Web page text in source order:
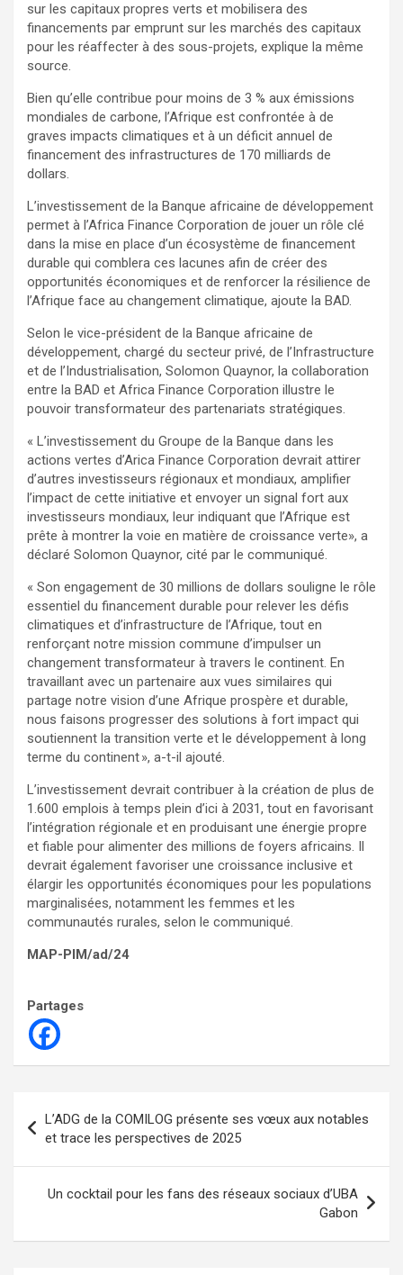
sur les capitaux propres verts et mobilisera des
financements par emprunt sur les marchés des capitaux
pour les réaffecter à des sous-projets, explique la même
source.
Bien qu’elle contribue pour moins de 3 % aux émissions
mondiales de carbone, l’Afrique est confrontée à de
graves impacts climatiques et à un déficit annuel de
financement des infrastructures de 170 milliards de
dollars.
L’investissement de la Banque africaine de développement
permet à l’Africa Finance Corporation de jouer un rôle clé
dans la mise en place d’un écosystème de financement
durable qui comblera ces lacunes afin de créer des
opportunités économiques et de renforcer la résilience de
l’Afrique face au changement climatique, ajoute la BAD.
Selon le vice-président de la Banque africaine de
développement, chargé du secteur privé, de l’Infrastructure
et de l’Industrialisation, Solomon Quaynor, la collaboration
entre la BAD et Africa Finance Corporation illustre le
pouvoir transformateur des partenariats stratégiques.
« L’investissement du Groupe de la Banque dans les
actions vertes d’Arica Finance Corporation devrait attirer
d’autres investisseurs régionaux et mondiaux, amplifier
l’impact de cette initiative et envoyer un signal fort aux
investisseurs mondiaux, leur indiquant que l’Afrique est
prête à montrer la voie en matière de croissance verte», a
déclaré Solomon Quaynor, cité par le communiqué.
« Son engagement de 30 millions de dollars souligne le rôle
essentiel du financement durable pour relever les défis
climatiques et d’infrastructure de l’Afrique, tout en
renforçant notre mission commune d’impulser un
changement transformateur à travers le continent. En
travaillant avec un partenaire aux vues similaires qui
partage notre vision d’une Afrique prospère et durable,
nous faisons progresser des solutions à fort impact qui
soutiennent la transition verte et le développement à long
terme du continent », a-t-il ajouté.
L’investissement devrait contribuer à la création de plus de
1.600 emplois à temps plein d’ici à 2031, tout en favorisant
l’intégration régionale et en produisant une énergie propre
et fiable pour alimenter des millions de foyers africains. Il
devrait également favoriser une croissance inclusive et
élargir les opportunités économiques pour les populations
marginalisées, notamment les femmes et les
communautés rurales, selon le communiqué.
MAP-PIM/ad/24
Partages
de
l’article
L’ADG de la COMILOG présente ses vœux aux notables
et trace les perspectives de 2025
Un cocktail pour les fans des réseaux sociaux d’UBA
Gabon